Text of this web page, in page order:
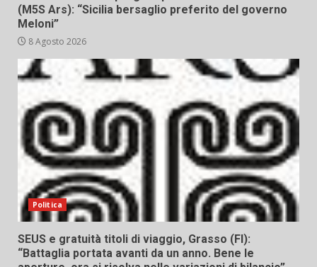
(M5S Ars): “Sicilia bersaglio preferito del governo
Meloni”
8 Agosto 2026
Politica
SEUS e gratuità titoli di viaggio, Grasso (FI):
“Battaglia portata avanti da un anno. Bene le